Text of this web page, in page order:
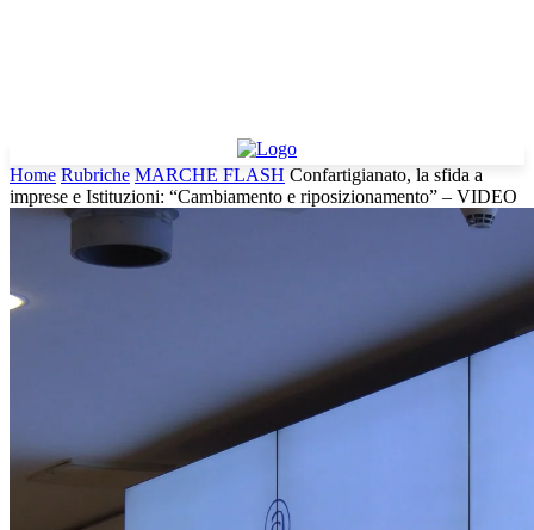
Home Rubriche MARCHE FLASH Confartigianato, la sfida a
imprese e Istituzioni: “Cambiamento e riposizionamento” – VIDEO